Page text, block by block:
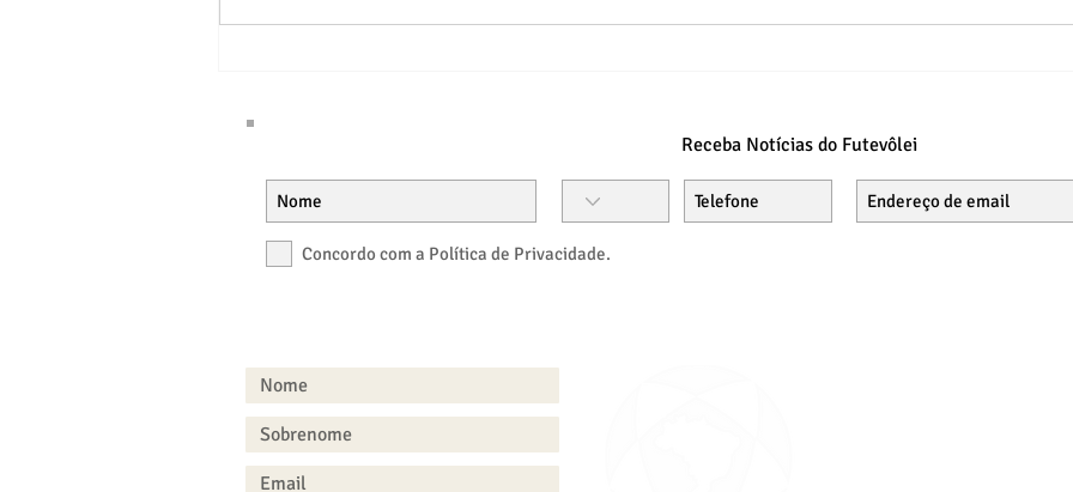
Estação Open - Brasília
Receba Notícias do Futevôlei
Concordo com a Política de Privacidade.